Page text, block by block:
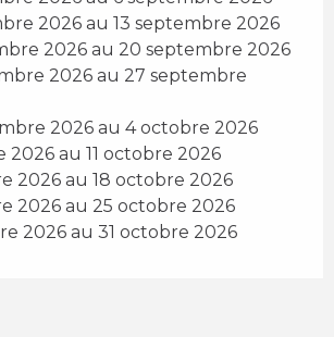
2026 au 13 septembre 2026
2026 au 20 septembre 2026
2026 au 27 septembre
2026 au 4 octobre 2026
2026 au 11 octobre 2026
2026 au 18 octobre 2026
2026 au 25 octobre 2026
2026 au 31 octobre 2026